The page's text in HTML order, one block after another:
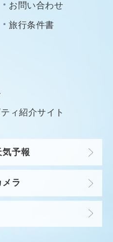
お問い合わせ
旅行条件書
ィ紹介サイト
予報
ラ